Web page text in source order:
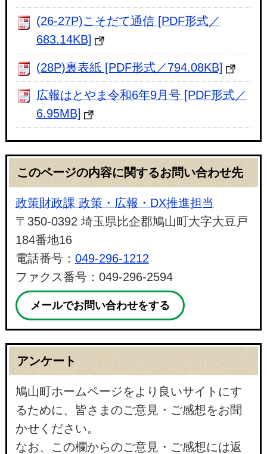
(26-27P)こそだて通信 [PDF形式／
683.14KB]
(28P)裏表紙 [PDF形式／794.08KB]
広報はとやま令和6年9月号 [PDF形式／
6.95MB]
このページの内容に関するお問い合わせ先
政策財政課 政策・広報・DX推進担当
〒350-0392 埼玉県比企郡鳩山町大字大豆戸
184番地16
電話番号： 049-296-1212
ファクス番号：049-296-2594
メールでお問い合わせをする
アンケート
鳩山町ホームページをより良いサイトにす
るために、皆さまのご意見・ご感想をお聞
かせください。
なお、この欄からのご意見・ご感想には返